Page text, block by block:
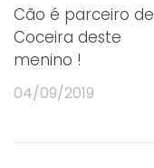
Cão é parceiro de
Coceira deste
menino !
04/09/2019